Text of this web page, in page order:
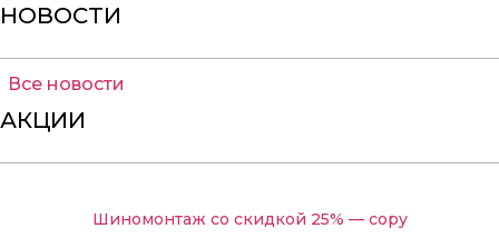
НОВОСТИ
Все новости
АКЦИИ
Шиномонтаж со скидкой 25% — copy